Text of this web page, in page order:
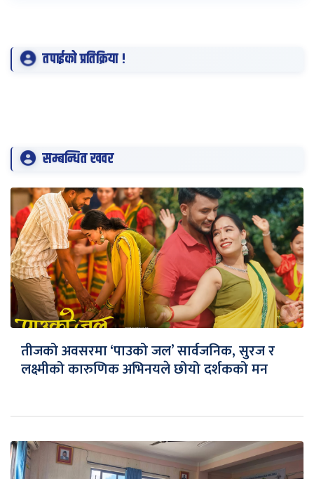
तपाईको प्रतिक्रिया !
सम्बन्धित खवर
तीजको अवसरमा ‘पाउको जल’ सार्वजनिक, सुरज र
लक्ष्मीको कारुणिक अभिनयले छोयो दर्शकको मन